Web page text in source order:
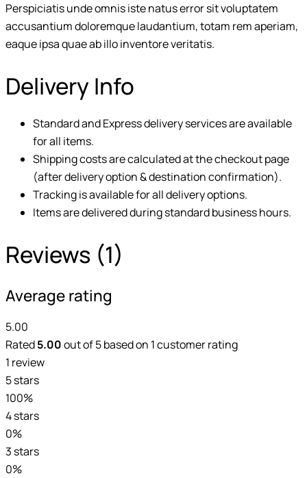
Perspiciatis unde omnis iste natus error sit voluptatem
accusantium doloremque laudantium, totam rem aperiam,
eaque ipsa quae ab illo inventore veritatis.
Delivery Info
Standard and Express delivery services are available
for all items.
Shipping costs are calculated at the checkout page
(after delivery option & destination confirmation).
Tracking is available for all delivery options.
Items are delivered during standard business hours.
Reviews (1)
Average rating
5.00
Rated5.00out of 5 based on 1customer rating
1 review
5 stars
100%
4 stars
0%
3 stars
0%